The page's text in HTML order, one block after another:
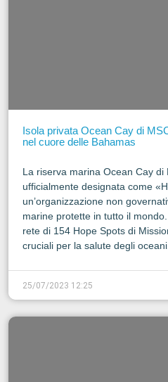
Isola privata Ocean Cay di
nel cuore delle Bahamas
La riserva marina Ocean Cay
ufficialmente designata come
un’organizzazione non
marine protette in tutto il
rete di 154 Hope Spots di
cruciali per la salute degli
25/07/2023 12:25